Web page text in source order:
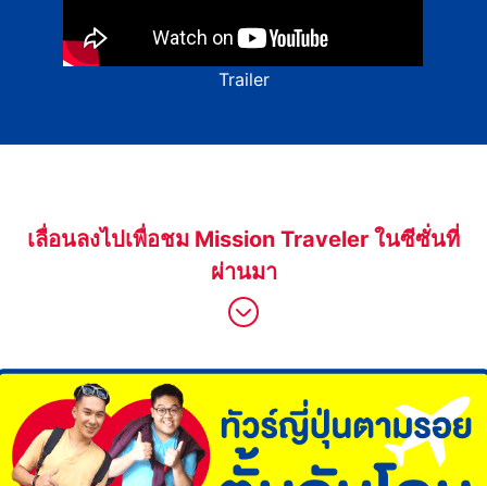
Trailer
เลื่อนลงไปเพื่อชม Mission Traveler ในซีซั่นที่
ผ่านมา